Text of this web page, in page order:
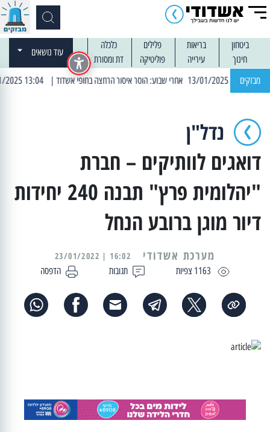
ביטחון בריאות פלילים
כלכלה
חינוך
עירייה פוליטיקה דת ומסורת
עוד נושאים
מבזקים | 13:04 14/01/2025 עובדים בלילות: עבודות קרצוף וריבוד אספלט
נדל"ן
דואגים לוותיקים – חברת
"יהלומית פרץ" תבנה 240 יחידות
דיור מוגן ברובע הנחל
1163 צפיות תגובות הדפסה
מערכת אשדודי 16:02 | 23/01/2022